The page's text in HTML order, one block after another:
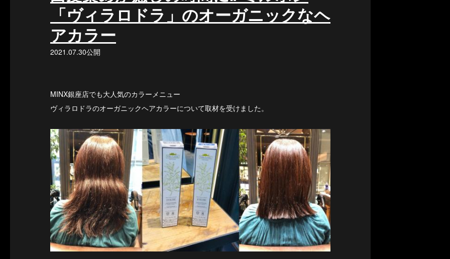
「ヴィラロドラ」のオーガニックなヘ
アカラー
2021.07.30公開
MINX銀座店でも大人気のカラーメニュー
ヴィラロドラのオーガニックヘアカラーについて取材を受けました。